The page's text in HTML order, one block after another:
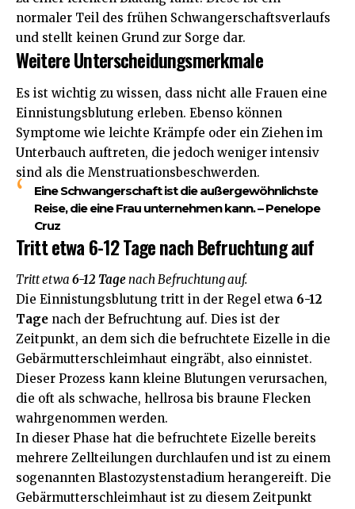
normaler Teil des frühen Schwangerschaftsverlaufs
und stellt keinen Grund zur Sorge dar.
Weitere Unterscheidungsmerkmale
Es ist wichtig zu wissen, dass nicht alle Frauen eine
Einnistungsblutung erleben. Ebenso können
Symptome wie leichte Krämpfe oder ein Ziehen im
Unterbauch auftreten, die jedoch weniger intensiv
sind als die Menstruationsbeschwerden.
Eine Schwangerschaft ist die außergewöhnlichste
Reise, die eine Frau unternehmen kann. – Penelope
Cruz
Tritt etwa 6-12 Tage nach Befruchtung auf
Tritt etwa 6-12 Tagenach Befruchtung auf.
Die Einnistungsblutung tritt in der Regel etwa 6-12
Tage nach der Befruchtung auf. Dies ist der
Zeitpunkt, an dem sich die befruchtete Eizelle in die
Gebärmutterschleimhaut eingräbt, also einnistet.
Dieser Prozess kann kleine Blutungen verursachen,
die oft als schwache, hellrosa bis braune Flecken
wahrgenommen werden.
In dieser Phase hat die befruchtete Eizelle bereits
mehrere Zellteilungen durchlaufen und ist zu einem
sogenannten Blastozystenstadium herangereift. Die
Gebärmutterschleimhaut ist zu diesem Zeitpunkt